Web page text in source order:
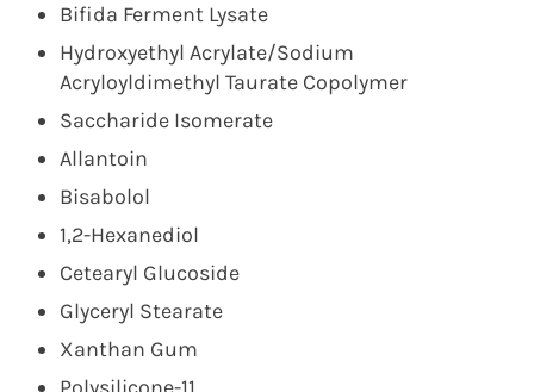
Bifida Ferment Lysate
Hydroxyethyl Acrylate/Sodium
Acryloyldimethyl Taurate Copolymer
Saccharide Isomerate
Allantoin
Bisabolol
1,2-Hexanediol
Cetearyl Glucoside
Glyceryl Stearate
Xanthan Gum